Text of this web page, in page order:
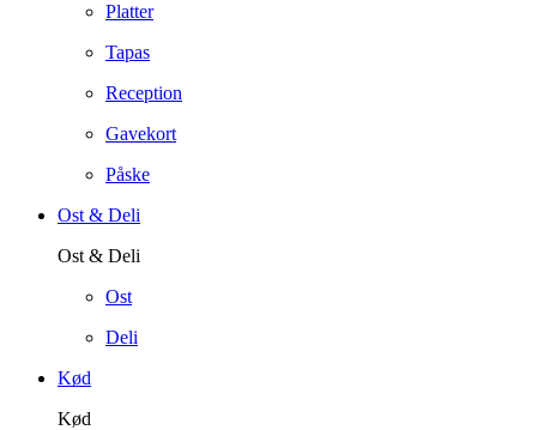
Platter
Tapas
Reception
Gavekort
Påske
Ost & Deli
Ost & Deli
Ost
Deli
Kød
Kød